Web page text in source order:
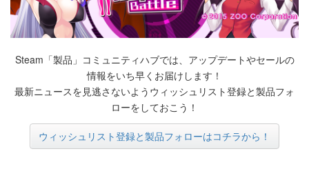
Steam「製品」コミュニティハブでは、アップデートやセールの
情報をいち早くお届けします！
最新ニュースを見逃さないようウィッシュリスト登録と製品フォ
ローをしておこう！
ウィッシュリスト登録と製品フォローはコチラから！